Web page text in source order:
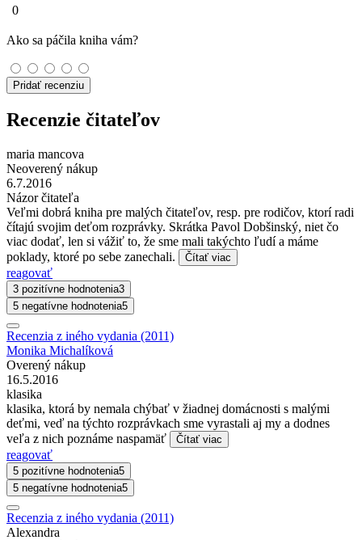
0
Ako sa páčila kniha vám?
Pridať recenziu
Recenzie čitateľov
maria mancova
Neoverený nákup
6.7.2016
Názor čitateľa
Veľmi dobrá kniha pre malých čitateľov, resp. pre rodičov, ktorí radi
čítajú svojim deťom rozprávky. Skrátka Pavol Dobšinský, niet čo
viac dodať, len si vážiť to, že sme mali takýchto ľudí a máme
poklady, ktoré po sebe zanechali.
Čítať viac
reagovať
3 pozitívne hodnotenia3
5 negatívne hodnotenia5
Recenzia z iného vydania (2011)
Monika Michalíková
Overený nákup
16.5.2016
klasika
klasika, ktorá by nemala chýbať v žiadnej domácnosti s malými
deťmi, veď na týchto rozprávkach sme vyrastali aj my a dodnes
veľa z nich poznáme naspamäť
Čítať viac
reagovať
5 pozitívne hodnotenia5
5 negatívne hodnotenia5
Recenzia z iného vydania (2011)
Alexandra